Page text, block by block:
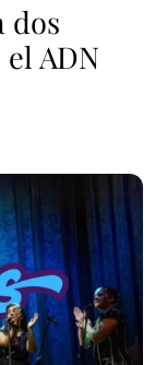
dos
ADN